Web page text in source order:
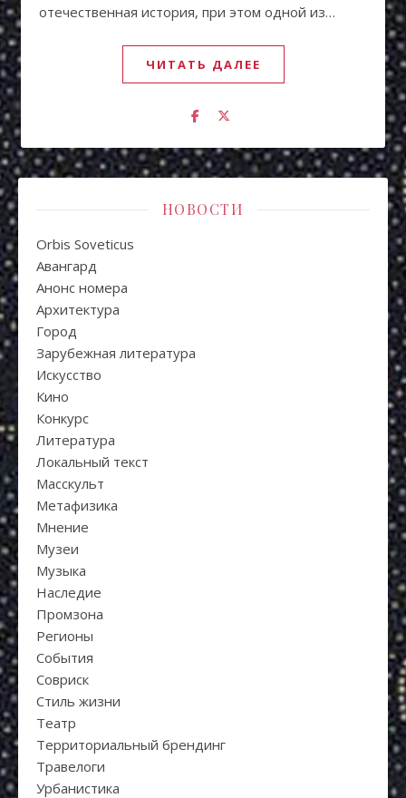
отечественная история, при этом одной из…
ЧИТАТЬ ДАЛЕЕ
НОВОСТИ
Orbis Soveticus
Авангард
Анонс номера
Архитектура
Город
Зарубежная литература
Искуcство
Кино
Конкурс
Литература
Локальный текст
Масскульт
Метафизика
Мнение
Музеи
Музыка
Наследие
Промзона
Регионы
События
Совриск
Стиль жизни
Театр
Территориальный брендинг
Травелоги
Урбанистика